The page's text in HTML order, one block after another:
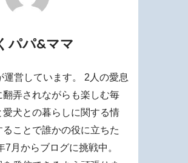
パパ&ママ
運営しています。 2人の愛息
翻弄されながらも楽しむ毎
愛犬との暮らしに関する情
ことで誰かの役に立ちた
7月からブログに挑戦中。